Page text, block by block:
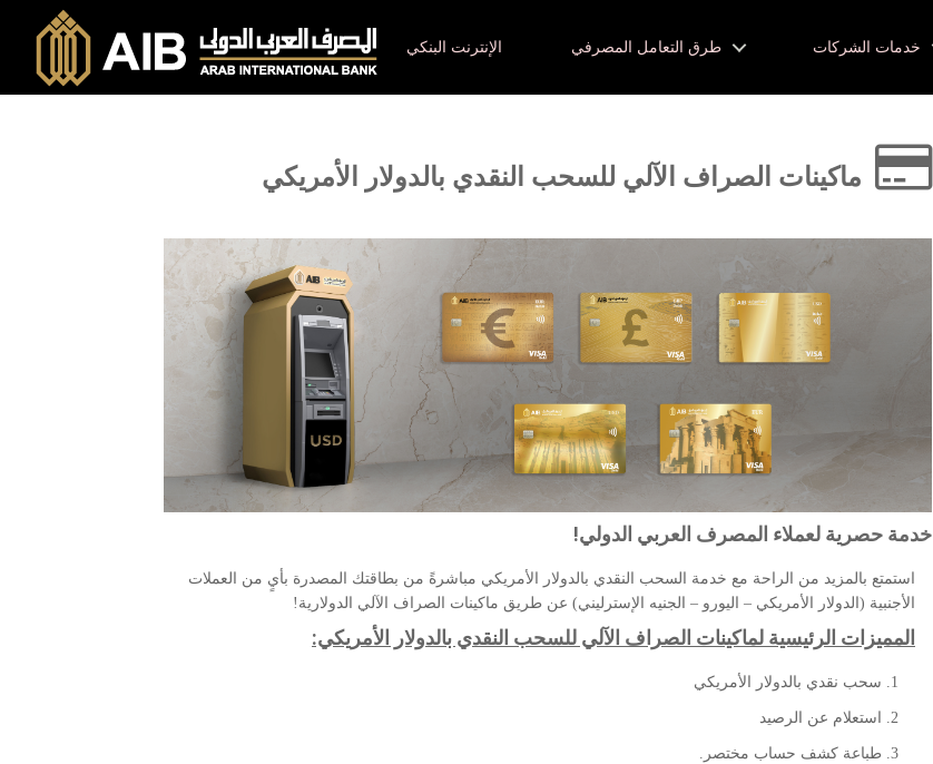
الإنترنت البنكي طرق التعامل المصرفي خدمات الشركات
ماكينات الصراف الآلي للسحب النقدي بالدولار الأمريكي
خدمة حصرية لعملاء المصرف العربي الدولي!
استمتع بالمزيد من الراحة مع خدمة السحب النقدي بالدولار الأمريكي مباشرةً من بطاقتك المصدرة بأيٍ من العملات
الأجنبية (الدولار الأمريكي – اليورو – الجنيه الإسترليني) عن طريق ماكينات الصراف الآلي الدولارية!
المميزات الرئيسية لماكينات الصراف الآلي للسحب النقدي بالدولار الأمريكي:
1. سحب نقدي بالدولار الأمريكي
2. استعلام عن الرصيد
3. طباعة كشف حساب مختصر.